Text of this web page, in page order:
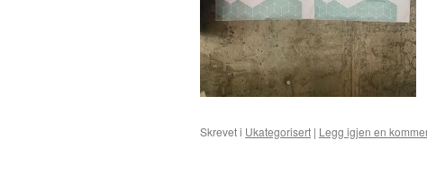
Skrevet i Ukategorisert | Legg igjen en